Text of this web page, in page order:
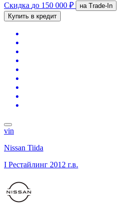
Скидка до 150 000 ₽
на Trade-In
Купить в кредит
vin
Nissan Tiida
I Рестайлинг 2012 г.в.